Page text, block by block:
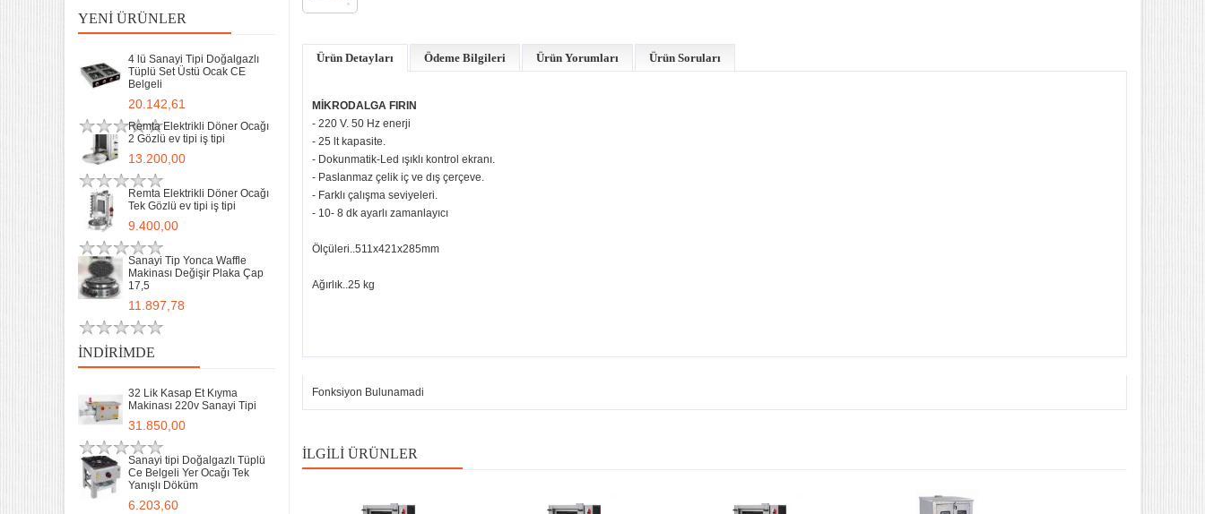
YENI ÜRÜNLER
4 lü Sanayi Tipi Doğalgazlı
Tüplü Set Üstü Ocak CE
Belgeli
20.142,61
Remta Elektrikli Döner Ocağı
2 Gözlü ev tipi iş tipi
13.200,00
Remta Elektrikli Döner Ocağı
Tek Gözlü ev tipi iş tipi
9.400,00
Sanayi Tip Yonca Waffle
Makinası Değişir Plaka Çap
17,5
11.897,78
İNDIRIMDE
32 Lik Kasap Et Kıyma
Makinası 220v Sanayi Tipi
31.850,00
Sanayi tipi Doğalgazlı Tüplü
Ce Belgeli Yer Ocağı Tek
Yanışlı Döküm
6.203,60
Ürün Detayları Ödeme Bilgileri Ürün Yorumları Ürün Soruları
MİKRODALGA FIRIN
- 220 V. 50 Hz enerji
- 25 lt kapasite.
- Dokunmatik-Led ışıklı kontrol ekranı.
- Paslanmaz çelik iç ve dış çerçeve.
- Farklı çalışma seviyeleri.
- 10- 8 dk ayarlı zamanlayıcı
Ölçüleri..511x421x285mm
Ağırlık..25 kg
Fonksiyon Bulunamadi
İLGILI ÜRÜNLER